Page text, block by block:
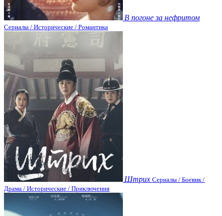
В погоне за нефритом
Сериалы / Исторические / Романтика
Штрих Сериалы / Боевик /
Драма / Исторические / Приключения